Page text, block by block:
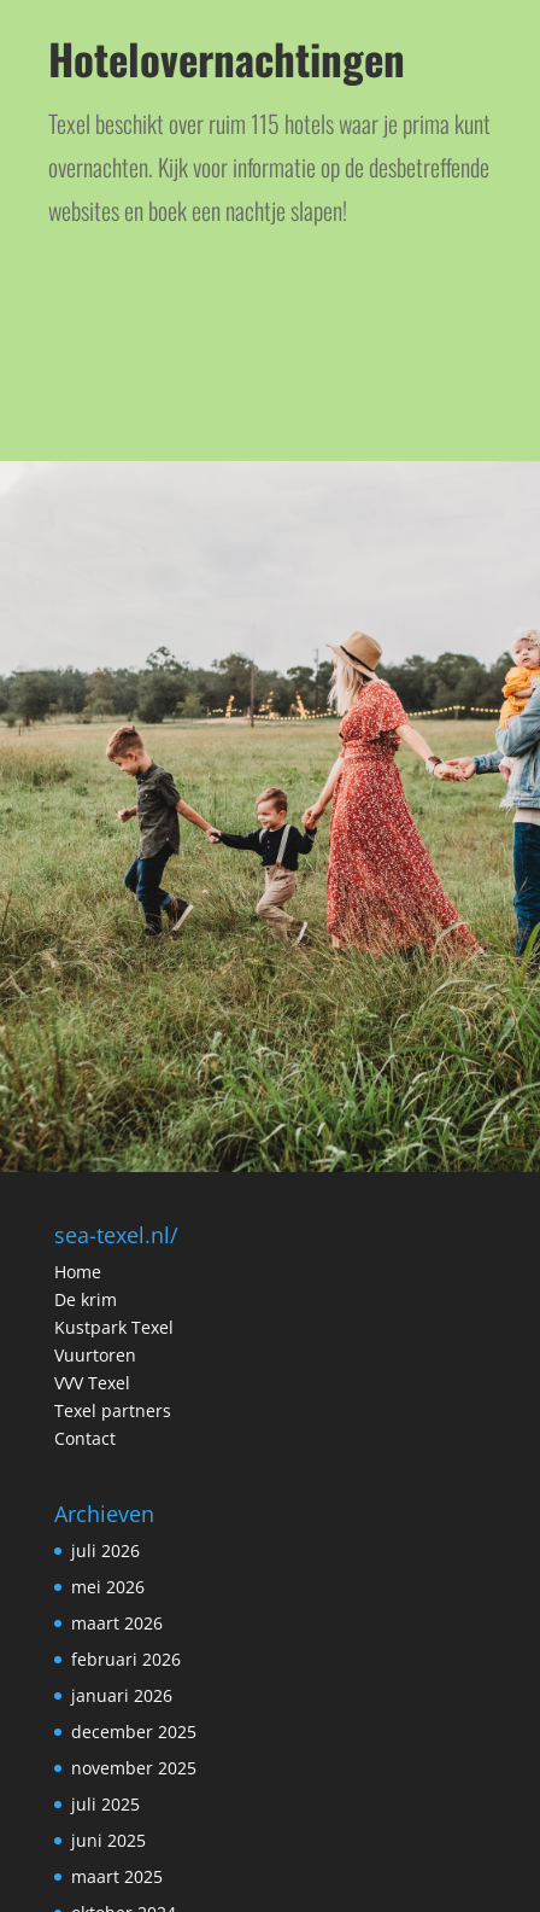
Hotelovernachtingen
Texel beschikt over ruim 115 hotels waar je prima kunt
overnachten. Kijk voor informatie op de desbetreffende
websites en boek een nachtje slapen!
sea-texel.nl/
Home
De krim
Kustpark Texel
Vuurtoren
VVV Texel
Texel partners
Contact
Archieven
juli 2026
mei 2026
maart 2026
februari 2026
januari 2026
december 2025
november 2025
juli 2025
juni 2025
maart 2025